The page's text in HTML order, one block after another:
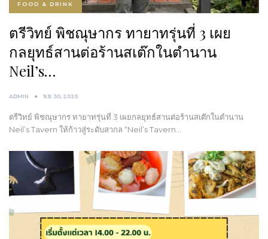
FOOD & DRINK
ตรีวิทย์ พิชณุษากร ทายาทรุ่นที่ 3 เผย
กลยุทธ์สานต่อร้านสเต๊กในตำนาน
Neil’s…
ADMIN พ.ย. 30, 2025
ตรีวิทย์ พิชณุษากร ทายาทรุ่นที่ 3 เผยกลยุทธ์สานต่อร้านสเต๊กในตำนาน
Neil’s Tavern ให้ก้าวสู่ระดับสากล “Neil’s Tavern…